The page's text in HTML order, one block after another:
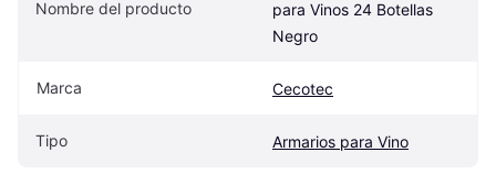
Nombre del producto
para Vinos 24 Botellas
Negro
Marca Cecotec
Tipo Armarios para Vino